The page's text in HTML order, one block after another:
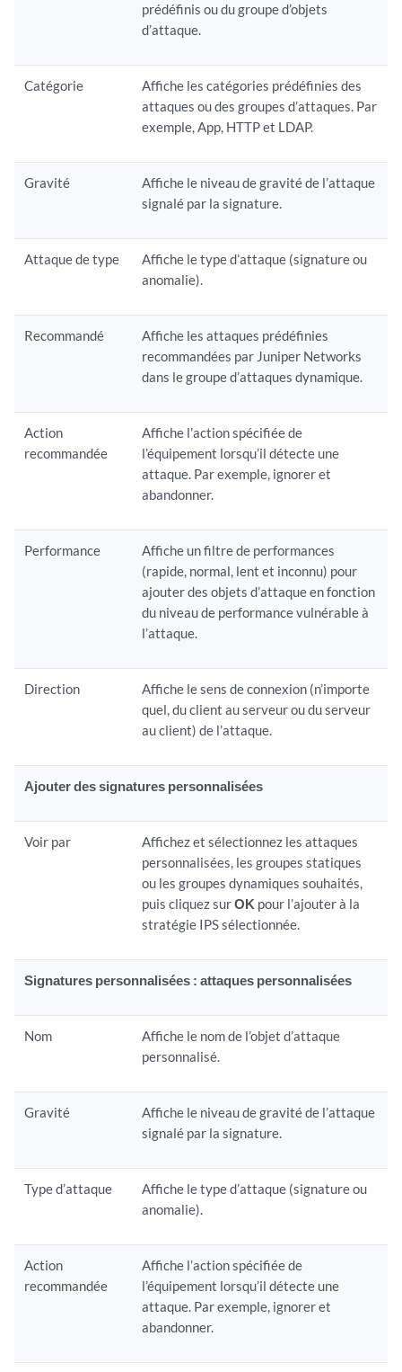
prédéfinis ou du groupe d’objets
d’attaque.
Catégorie
Affiche les catégories prédéfinies des
attaques ou des groupes d’attaques. Par
exemple, App, HTTP et LDAP.
Gravité
Affiche le niveau de gravité de l’attaque
signalé par la signature.
Attaque de type
Affiche le type d’attaque (signature ou
anomalie).
Recommandé
Affiche les attaques prédéfinies
recommandées par Juniper Networks
dans le groupe d’attaques dynamique.
Action
recommandée
Affiche l’action spécifiée de
l’équipement lorsqu’il détecte une
attaque. Par exemple, ignorer et
abandonner.
Performance
Affiche un filtre de performances
(rapide, normal, lent et inconnu) pour
ajouter des objets d’attaque en fonction
du niveau de performance vulnérable à
l’attaque.
Direction
Affiche le sens de connexion (n’importe
quel, du client au serveur ou du serveur
au client) de l’attaque.
Ajouter des signatures personnalisées
Voir par
Affichez et sélectionnez les attaques
personnalisées, les groupes statiques
ou les groupes dynamiques souhaités,
puis cliquez surOK pour l’ajouter à la
stratégie IPS sélectionnée.
Signatures personnalisées : attaques personnalisées
Nom
Affiche le nom de l’objet d’attaque
personnalisé.
Gravité
Affiche le niveau de gravité de l’attaque
signalé par la signature.
Type d’attaque
Affiche le type d’attaque (signature ou
anomalie).
Action
recommandée
Affiche l’action spécifiée de
l’équipement lorsqu’il détecte une
attaque. Par exemple, ignorer et
abandonner.